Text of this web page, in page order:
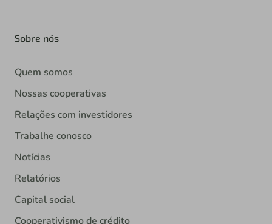
Sobre nós
Quem somos
Nossas cooperativas
Relações com investidores
Trabalhe conosco
Notícias
Relatórios
Capital social
Cooperativismo de crédito